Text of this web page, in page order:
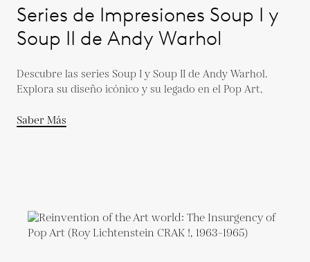
Series de Impresiones Soup I y
Soup II de Andy Warhol
Descubre las series Soup I y Soup II de Andy Warhol.
Explora su diseño icónico y su legado en el Pop Art.
Saber Más